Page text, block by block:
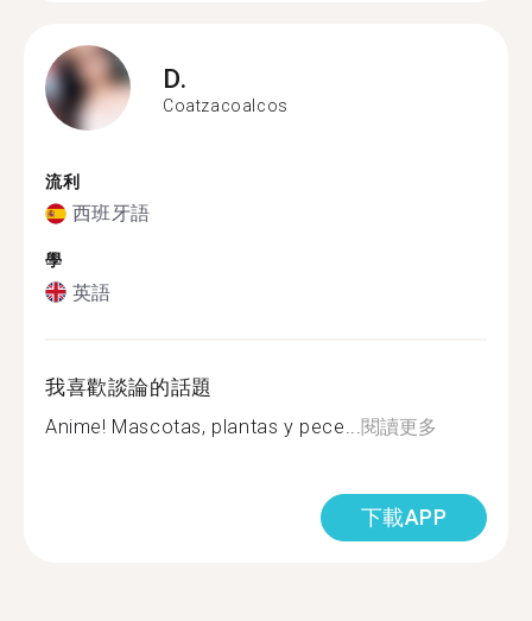
D.
Coatzacoalcos
流利
西班牙語
學
英語
我喜歡談論的話題
Anime! Mascotas, plantas y pece... 閱讀更多
下載APP